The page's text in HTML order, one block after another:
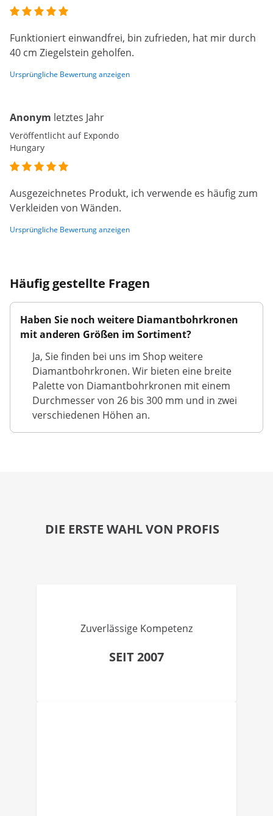
Funktioniert einwandfrei, bin zufrieden, hat mir durch
40 cm Ziegelstein geholfen.
Ursprüngliche Bewertung anzeigen
Anonym letztes Jahr
Veröffentlicht auf Expondo
Hungary
Ausgezeichnetes Produkt, ich verwende es häufig zum
Verkleiden von Wänden.
Ursprüngliche Bewertung anzeigen
Häufig gestellte Fragen
Haben Sie noch weitere Diamantbohrkronen
mit anderen Größen im Sortiment?
Ja, Sie finden bei uns im Shop weitere
Diamantbohrkronen. Wir bieten eine breite
Palette von Diamantbohrkronen mit einem
Durchmesser von 26 bis 300 mm und in zwei
verschiedenen Höhen an.
DIE ERSTE WAHL VON PROFIS
Zuverlässige Kompetenz
SEIT 2007